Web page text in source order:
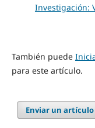
Investigación:
También puede
para este artículo.
Enviar un artículo